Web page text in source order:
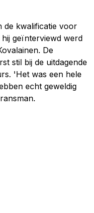
de kwalificatie voor
geïnterviewd werd
De
stil bij de uitdagende
'Het was een hele
echt geweldig